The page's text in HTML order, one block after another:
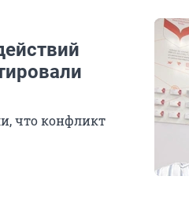
что конфликт